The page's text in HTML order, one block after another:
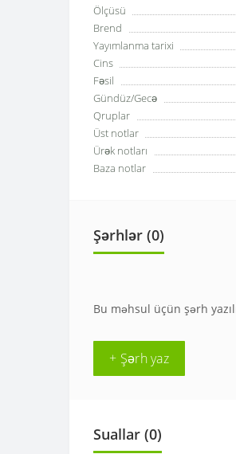
Ölçüsü
Brend
Yayımlanma tarixi
Cins
Fəsil
Gündüz/Gecə
Qruplar
Üst notlar
Ürək notları
Baza notlar
Şərhlər (0)
Bu məhsul üçün şərh
+ Şərh yaz
Suallar (0)